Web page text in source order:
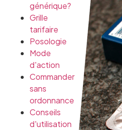
générique?
Grille
tarifaire
Posologie
Mode
d'action
Commander
sans
ordonnance
Conseils
d'utilisation